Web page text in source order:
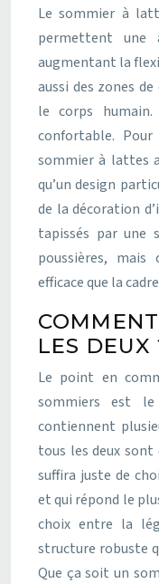
Le sommier à
permettent une
augmentant la
aussi des zones
le corps
confortable.
sommier à lattes
qu’un design
de la décoration
tapissés par une
poussières,
efficace que la
LES DEUX
Le point en
sommiers est
contiennent
tous les deux
suffira juste de
et qui répond le
choix entre la
structure robuste
Que ça soit un